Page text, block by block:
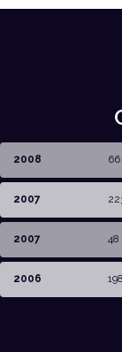
2008
2007
2007 48
2006